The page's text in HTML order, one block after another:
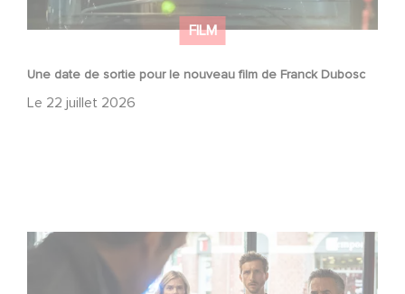
FILM
Une date de sortie pour le nouveau film de Franck Dubosc
Le 22 juillet 2026
Une nouvelle comédie avec Baptiste Lecaplain et José
Garcia en 2027 !